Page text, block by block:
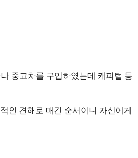
중고차를 구입하였는데 캐피털 등
인 견해로 매긴 순서이니 자신에게